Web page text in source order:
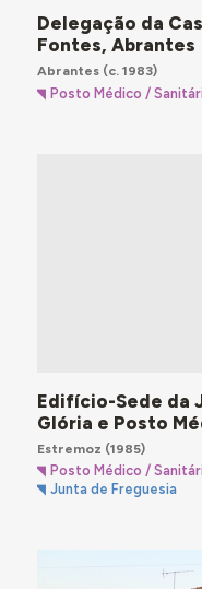
Delegação da
Fontes, Abrantes
Abrantes(c. 1983)
Posto Médico /
Edifício-Sede da
Glória e Posto
Estremoz (1985)
Posto Médico /
Junta de Freguesia